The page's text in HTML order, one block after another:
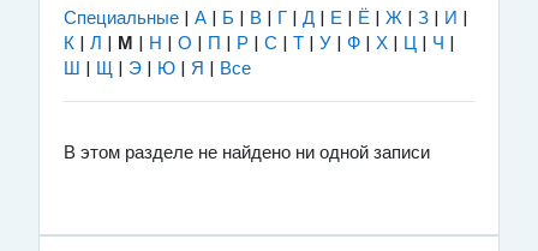
Специальные | А | Б | В | Г | Д | Е | Ё | Ж | З | И |
К | Л | М | Н | О | П | Р | С | Т | У | Ф | Х | Ц | Ч |
Ш | Щ | Э | Ю | Я | Все
В этом разделе не найдено ни одной записи